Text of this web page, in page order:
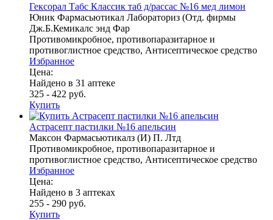
Гексорал Табс Классик таб д/рассас №16 мед лимон
Юник Фармасьютикал Лабораториз (Отд. фирмы
Дж.Б.Кемикалс энд Фар
Противомикробное, противопаразитарное и
противоглистное средство, Антисептическое средство
Избранное
Цена:
Найдено в 31 аптеке
325 - 422 руб.
Купить
Астрасепт пастилки №16 апельсин
Максон Фармасьютикалз (И) П. Лтд
Противомикробное, противопаразитарное и
противоглистное средство, Антисептическое средство
Избранное
Цена:
Найдено в 3 аптеках
255 - 290 руб.
Купить